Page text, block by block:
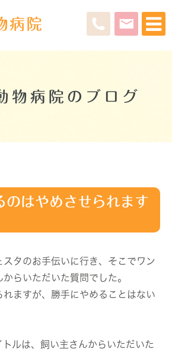
物病院のブログ
のはやめさせられます
スタのお手伝いに行き、そこでワン
らいただいた質問でした。
れますが、勝手にやめることはない
ルは、飼い主さんからいただいた